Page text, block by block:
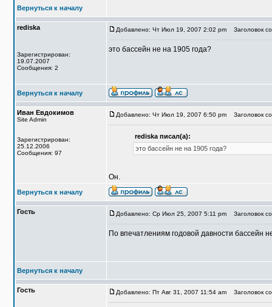
Вернуться к началу
rediska
Зарегистрирован:
19.07.2007
Сообщения: 2
Добавлено: Чт Июл 19, 2007 2:02 pm Заголовок
это бассейн не на 1905 года?
Вернуться к началу
Иван Евдокимов
Site Admin
Зарегистрирован:
25.12.2006
Сообщения: 97
Добавлено: Чт Июл 19, 2007 6:50 pm Заголовок
rediska писал(а):
это бассейн не на 1905 года?
Он.
Вернуться к началу
Гость Добавлено: Ср Июл 25, 2007 5:11 pm Заголовок
По впечатлениям годовой давности бассейн
Вернуться к началу
Гость Добавлено: Пт Авг 31, 2007 11:54 am Заголовок